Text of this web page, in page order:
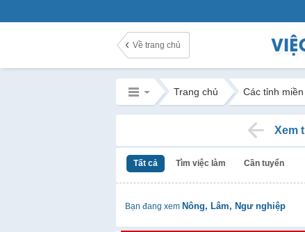
Về trang chủ
Trang chủ Các tỉnh
Xem
Tất cả Tìm việc làm Cần tuyển
Bạn đang xem Nông, Lâm, Ngư nghiệp